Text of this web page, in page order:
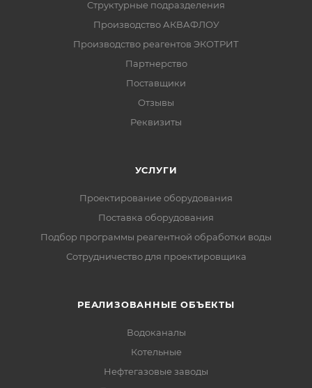
Структурные подразделения
Производство АКВАФЛОУ
Производство реагентов ЭКОТРИТ
Партнерство
Поставщики
Отзывы
Реквизиты
УСЛУГИ
Проектирование оборудования
Поставка оборудования
Подбор программы реагентной обработки воды
Сотрудничество для проектировщика
РЕАЛИЗОВАННЫЕ ОБЪЕКТЫ
Водоканалы
Котельные
Нефтегазовые заводы